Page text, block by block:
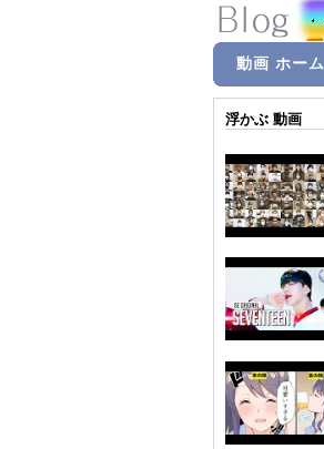
動画 ホーム
浮かぶ 動画